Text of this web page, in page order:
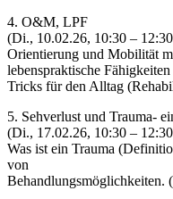
4. O&M, LPF
(Di., 10.02.26, 10:30 –
Orientierung und Mobilität
lebenspraktische
Tricks für den Alltag
5. Sehverlust und Trauma-
(Di., 17.02.26, 10:30 –
Was ist ein Trauma
von
Behandlungsmöglichkeiten.